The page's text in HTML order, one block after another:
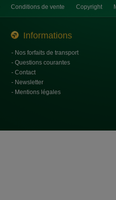
Conditions de vente Copyright
Informations
- Nos forfaits de transport
- Questions courantes
- Contact
- Newsletter
- Mentions légales